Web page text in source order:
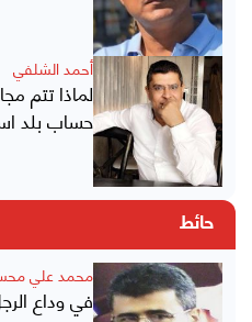
أحمد الشلفي
لماذا تتم
حساب بلد
حائط
محمد علي
في وداع